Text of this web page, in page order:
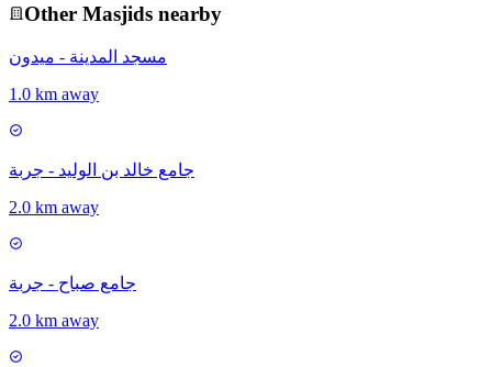
Other Masjids nearby
مسجد المدينة - ميدون
1.0 km away
جامع خالد بن الوليد - جربة
2.0 km away
جامع صباح - جربة
2.0 km away